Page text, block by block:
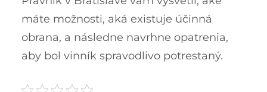
máte možnosti, aká existuje účinná
obrana, a následne navrhne opatrenia,
aby bol vinník spravodlivo potrestaný.